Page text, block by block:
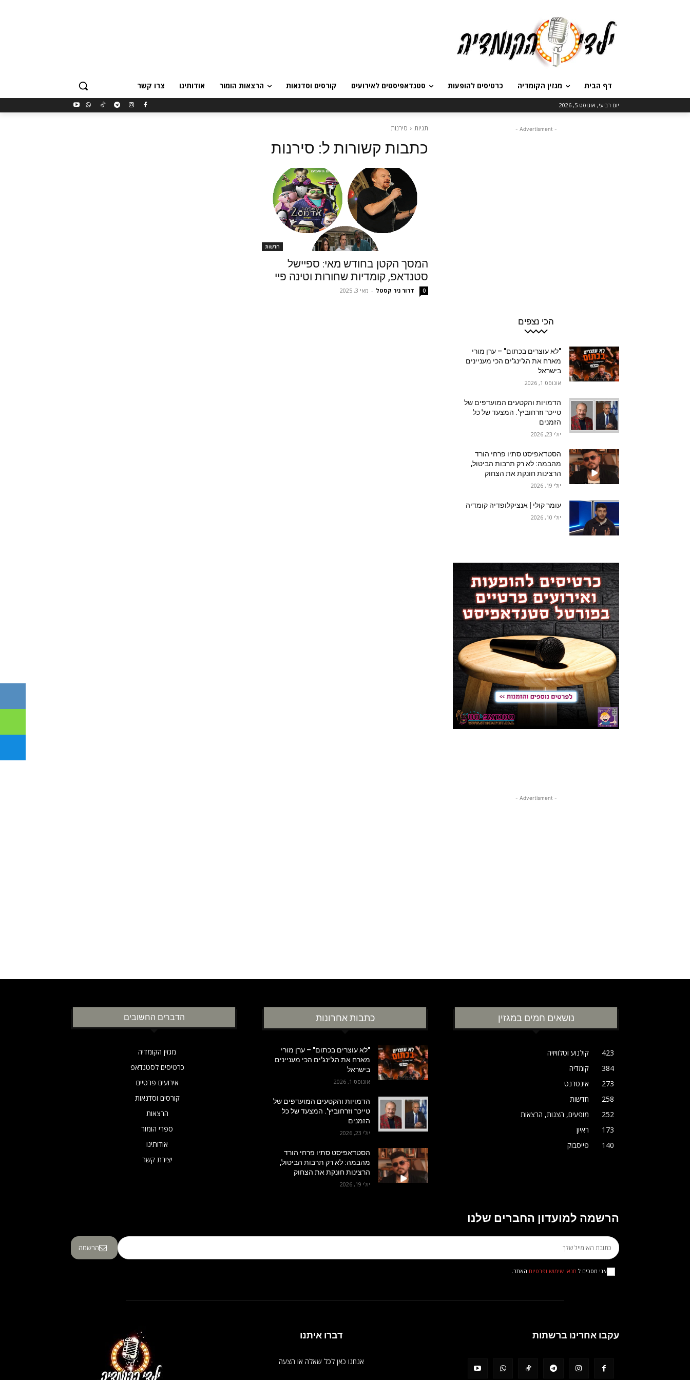
דף הבית מגזין הקומדיה כרטיסים להופעות סטנדאפיסטים לאירועים קורסים וסדנאות הרצאות הומור אודותינו צרו קשר
יום רביעי, אוגוסט 5, 2026
תגיות סירנות
כתבות קשורות ל: סירנות
חדשות
המסך הקטן בחודש מאי: ספיישל
סטנדאפ, קומדיות שחורות וטינה פיי
דרור ניר קסטל - מאי 3, 2025 0
- Advertisment -
הכי נצפים
"לא עוצרים בכתום" – ערן מורי
מארח את הג'ינג'ים הכי מעניינים
בישראל
אוגוסט 1, 2026
הדמויות והקטעים המועדפים של
טייכר וזרחוביץ'. המצעד של כל
הזמנים
יולי 23, 2026
הסטדאפיסט סתיו פרחי הורד
מהבמה: לא רק תרבות הביטול,
הרצינות חונקת את הצחוק
יולי 19, 2026
עומר קולי | אנציקלופדיה קומדיה
יולי 10, 2026
- Advertisment -
הדברים החשובים
מגזין הקומדיה
כרטיסים לסטנדאפ
אירועים פרטיים
קורסים וסדנאות
הרצאות
ספרי הומור
אודותינו
יצירת קשר
כתבות אחרונות
"לא עוצרים בכתום" – ערן מורי
מארח את הג'ינג'ים הכי מעניינים
בישראל
אוגוסט 1, 2026
הדמויות והקטעים המועדפים של
טייכר וזרחוביץ'. המצעד של כל
הזמנים
יולי 23, 2026
הסטדאפיסט סתיו פרחי הורד
מהבמה: לא רק תרבות הביטול,
הרצינות חונקת את הצחוק
יולי 19, 2026
נושאים חמים במגזין
קולנוע וטלוויזיה
423
קומדיה
384
אינטרנט
273
חדשות
258
מופעים, הצגות, הרצאות
252
ראיון
173
פייסבוק
140
הרשמה למועדון החברים שלנו
הרשמה
אני מסכים ל תנאי שימוש ופרטיותהאתר.
דברו איתנו
אנחנו כאן לכל שאלה או הצעה
עקבו אחרינו ברשתות